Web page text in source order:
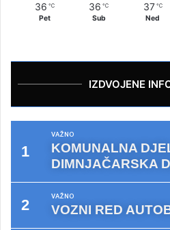
36 ℃
Pet
36 ℃
Sub
37 ℃
Ned
IZDVOJENE
VAŽNO
KOMUNALNA
DIMNJAČARSKA
VAŽNO
VOZNI RED